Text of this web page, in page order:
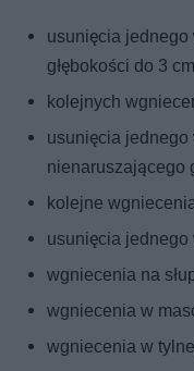
usunięcia
głębokości do 3 cm
kolejnych
usunięcia
nienaruszającego
kolejne
usunięcia
wgniecenia na
wgniecenia w
wgniecenia w